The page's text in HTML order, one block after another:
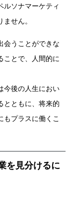
ルソナマーケティ
せん。
会うことができな
ことで、人間的に
今後の人生におい
とともに、将来的
もプラスに働くこ
を見分けるに